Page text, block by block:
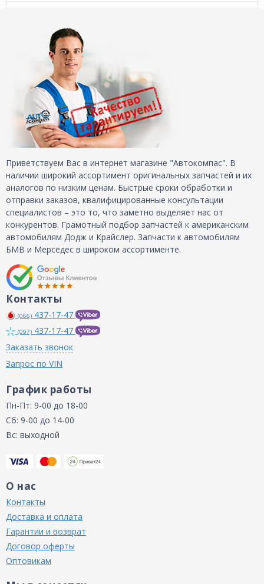
Приветствуем Вас в интернет магазине "Автокомпас". В
наличии широкий ассортимент оригинальных запчастей и их
аналогов по низким ценам. Быстрые сроки обработки и
отправки заказов, квалифицированные консультации
специалистов – это то, что заметно выделяет нас от
конкурентов. Грамотный подбор запчастей к американским
автомобилям Додж и Крайслер. Запчасти к автомобилям
БМВ и Мерседес в широком ассортименте.
Контакты
(066) 437-17-47
(097) 437-17-47
Заказать звонок
Запрос по VIN
График работы
Пн-Пт: 9-00 до 18-00
Сб: 9-00 до 14-00
Вс: выходной
О нас
Контакты
Доставка и оплата
Гарантии и возврат
Договор оферты
Оптовикам